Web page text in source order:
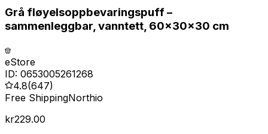
Grå fløyelsoppbevaringspuff –
sammenleggbar, vanntett, 60x30x30 cm
eStore
ID: 0653005261268
4.8(647)
Free ShippingNorthio
kr229.00